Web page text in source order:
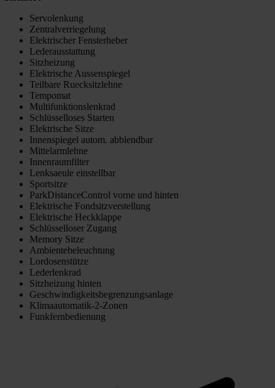
Servolenkung
Zentralverriegelung
Elektrischer Fensterheber
Lederausstattung
Sitzheizung
Elektrische Aussenspiegel
Teilbare Ruecksitzlehne
Tempomat
Multifunktionslenkrad
Schlüsselloses Starten
Elektrische Sitze
Innenspiegel autom. abblendbar
Mittelarmlehne
Innenraumfilter
Lenksaeule einstellbar
Sportsitze
ParkDistanceControl vorne und hinten
Elektrische Fondsitzverstellung
Elektrische Heckklappe
Schlüsselloser Zugang
Memory Sitze
Ambientebeleuchtung
Lordosenstütze
Lederlenkrad
Sitzheizung hinten
Geschwindigkeitsbegrenzungsanlage
Klimaautomatik-2-Zonen
Funkfernbedienung